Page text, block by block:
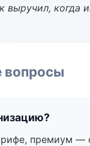
выручил, когда
вопросы
премиум —